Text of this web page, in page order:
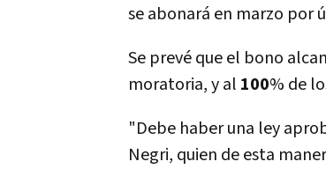
se abonará en marzo por
Se prevé que el bono
moratoria, y al 100% de
"Debe haber una ley
Negri, quien de esta